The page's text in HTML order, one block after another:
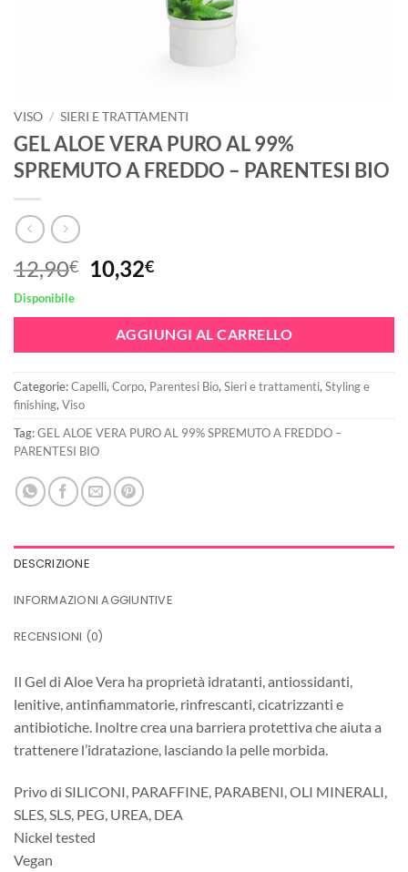
VISO / SIERI E TRATTAMENTI
GEL ALOE VERA PURO AL 99%
SPREMUTO A FREDDO – PARENTESI BIO
12,90€
Il
prezzo
originale
era:
12,90€.
10,32€Il
attuale
è:
10,32€.
Disponibile
AGGIUNGI AL CARRELLO
Categorie:Capelli, Corpo, Parentesi Bio, Sieri e trattamenti, Styling e
finishing, Viso
Tag:GEL ALOE VERA PURO AL 99% SPREMUTO A FREDDO –
PARENTESI BIO
DESCRIZIONE
INFORMAZIONI AGGIUNTIVE
RECENSIONI (0)
Il Gel di Aloe Vera ha proprietà idratanti, antiossidanti,
lenitive, antinfiammatorie, rinfrescanti, cicatrizzanti e
antibiotiche. Inoltre crea una barriera protettiva che aiuta a
trattenere l’idratazione, lasciando la pelle morbida.
Privo di SILICONI, PARAFFINE, PARABENI, OLI MINERALI,
SLES, SLS, PEG, UREA, DEA
Nickel tested
Vegan